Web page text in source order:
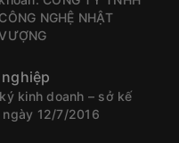
CÔNG NGHỆ NHẬT
kinh doanh – sở kế
12/7/2016